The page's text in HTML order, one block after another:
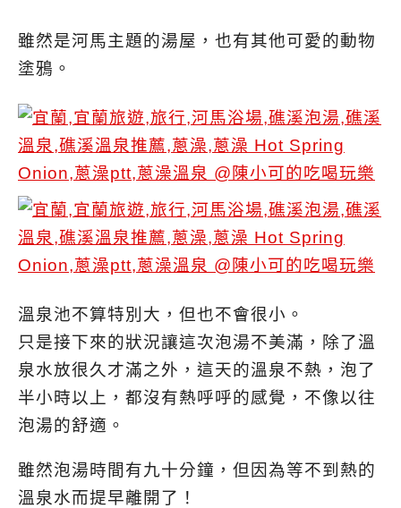
雖然是河馬主題的湯屋，也有其他可愛的動物
塗鴉。
溫泉池不算特別大，但也不會很小。
只是接下來的狀況讓這次泡湯不美滿，除了溫
泉水放很久才滿之外，這天的溫泉不熱，泡了
半小時以上，都沒有熱呼呼的感覺，不像以往
泡湯的舒適。
雖然泡湯時間有九十分鐘，但因為等不到熱的
溫泉水而提早離開了！